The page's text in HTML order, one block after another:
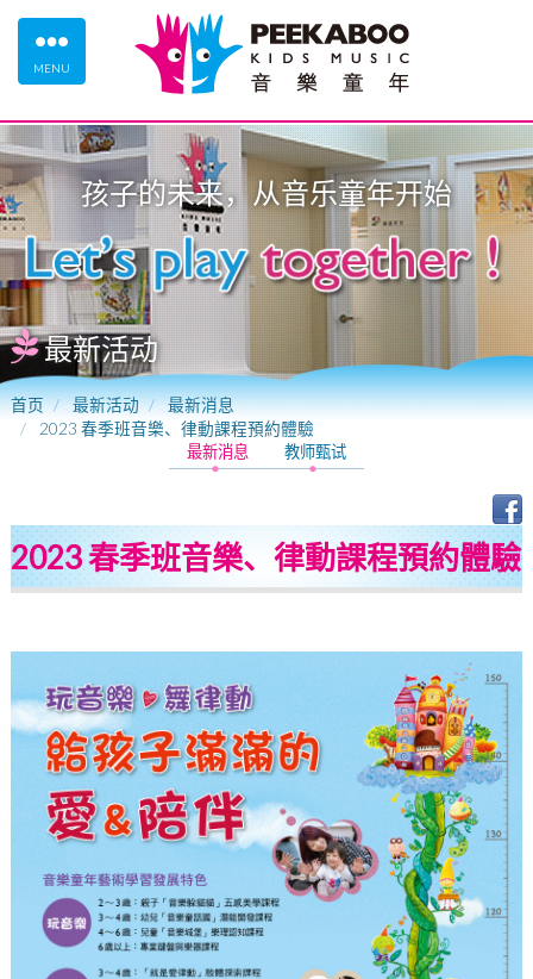
MENU
孩子的未来，从音乐童年开始
首页 最新活动
最新消息
2023 春季班音樂、律動課程預約體驗
最新活动
最新消息 教师甄试
2023 春季班音樂、律動課程預約體驗